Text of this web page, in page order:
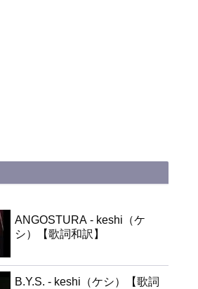
ANGOSTURA - keshi（ケ
シ）【歌詞和訳】
B.Y.S. - keshi（ケシ）【歌詞